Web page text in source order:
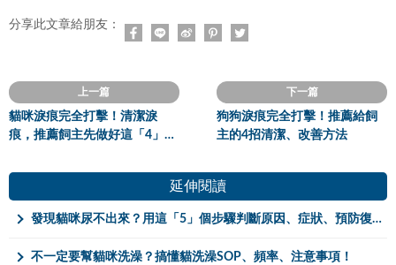
分享此文章給朋友：
上一篇
貓咪淚痕完全打擊！清潔淚
痕，推薦飼主先做好這「4」件
下一篇
狗狗淚痕完全打擊！推薦給飼
主的4招清潔、改善方法
延伸閱讀
發現貓咪尿不出來？用這「5」個步驟判斷原因、症狀、預防復發方法。
不一定要幫貓咪洗澡？搞懂貓洗澡SOP、頻率、注意事項！